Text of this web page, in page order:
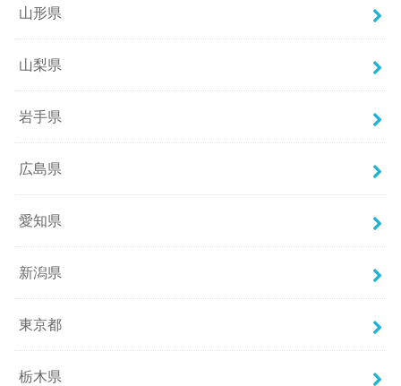
山形県
山梨県
岩手県
広島県
愛知県
新潟県
東京都
栃木県